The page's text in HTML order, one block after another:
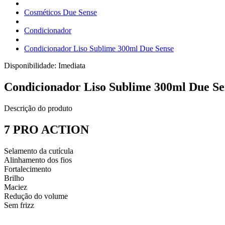
Cosméticos Due Sense
Condicionador
Condicionador Liso Sublime 300ml Due Sense
Disponibilidade: Imediata
Condicionador Liso Sublime 300ml Due
Descrição do produto
7 PRO ACTION
Selamento da cutícula
Alinhamento dos fios
Fortalecimento
Brilho
Maciez
Redução do volume
Sem frizz